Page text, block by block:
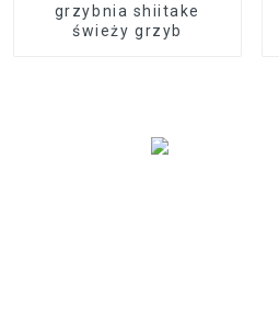
grzybnia shiitake
świeży grzyb